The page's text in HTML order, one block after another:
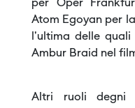
per Oper
Atom Egoyan per
l'ultima delle
Ambur Braid nel
Altri ruoli